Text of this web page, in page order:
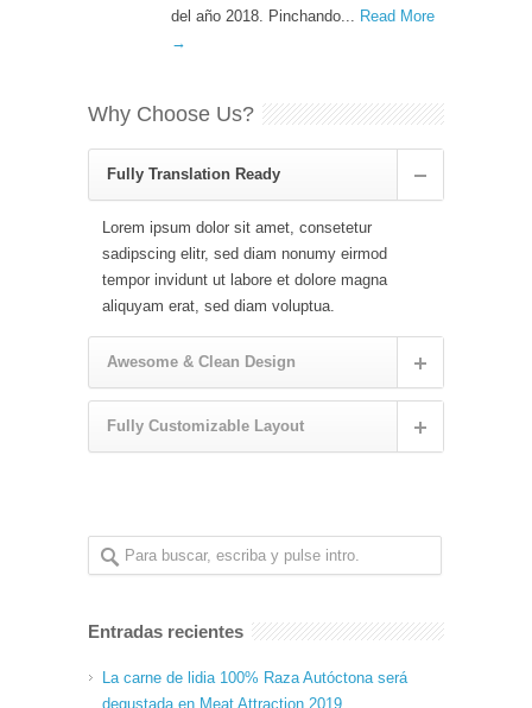
del año 2018. Pinchando... Read More
→
Why Choose Us?
Fully Translation Ready
Lorem ipsum dolor sit amet, consetetur
sadipscing elitr, sed diam nonumy eirmod
tempor invidunt ut labore et dolore magna
aliquyam erat, sed diam voluptua.
Awesome & Clean Design
Fully Customizable Layout
Entradas recientes
La carne de lidia 100% Raza Autóctona será
degustada en Meat Attraction 2019